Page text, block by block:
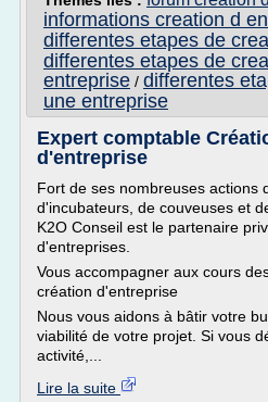
informations creation d
differentes etapes de
differentes etapes de
entreprise / differentes
une entreprise
Expert comptable
d'entreprise
Fort de ses nombreuses actions
d'incubateurs, de couveuses et
K2O Conseil est le partenaire
d'entreprises.
Vous accompagner aux cours
création d'entreprise
Nous vous aidons à bâtir votre
viabilité de votre projet. Si vous
activité,...
Lire la suite